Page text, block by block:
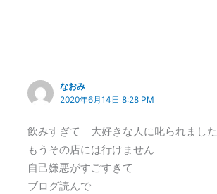
なおみ
2020年6月14日 8:28 PM
飲みすぎて 大好きな人に叱られました
もうその店には行けません
自己嫌悪がすごすきて
ブログ読んで